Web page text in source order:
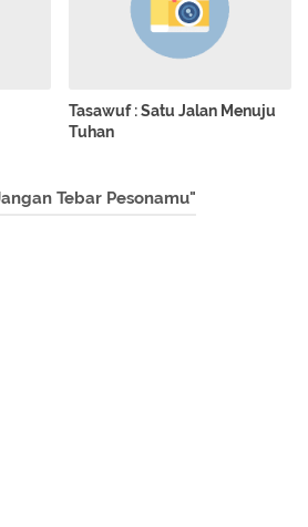
Tasawuf : Satu Jalan Menuju
Tuhan
Tebar Pesonamu"